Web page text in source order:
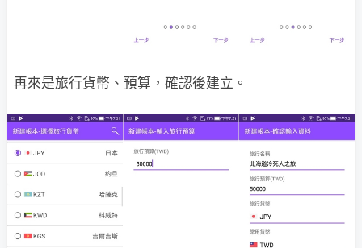
再來是旅行貨幣、預算，確認後建立。